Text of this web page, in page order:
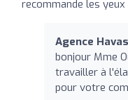
recommande les
Agence
bonjour Mme
travailler à
pour votre